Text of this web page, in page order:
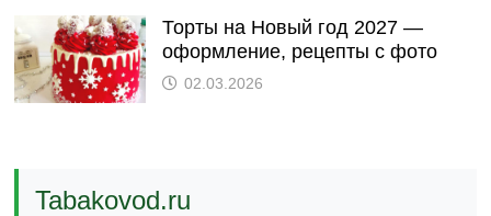
Торты на Новый год 2027 —
оформление, рецепты с фото
02.03.2026
Tabakovod.ru